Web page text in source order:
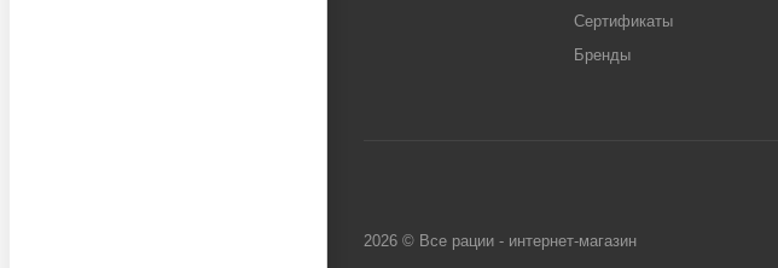
Сертификаты
Бренды
2026 © Все рации - интернет-магазин